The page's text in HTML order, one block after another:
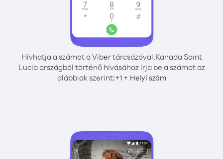
Hívhatja a számot a Viber tárcsázóval.Kanada Saint
Lucia országból történő hívásához írja be a számot az
alábbiak szerint:+1+ Helyi szám